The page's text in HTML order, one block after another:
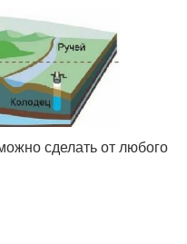
сделать от любого